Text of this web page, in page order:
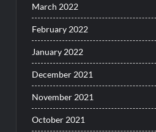
March 2022
February 2022
January 2022
December 2021
November 2021
October 2021